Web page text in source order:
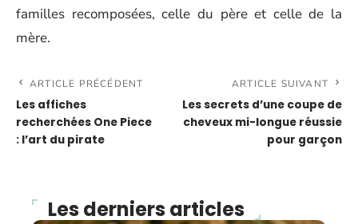
familles recomposées, celle du père et celle de la
mère.
ARTICLE PRÉCÉDENT
Les affiches
recherchées One Piece
: l’art du pirate
ARTICLE SUIVANT
Les secrets d’une coupe de
cheveux mi-longue réussie
pour garçon
Les derniers articles